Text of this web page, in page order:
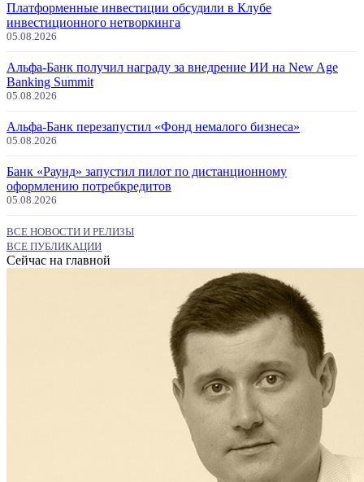
Платформенные инвестиции обсудили в Клубе
инвестиционного нетворкинга
05.08.2026
Альфа-Банк получил награду за внедрение ИИ на New Age
Banking Summit
05.08.2026
Альфа-Банк перезапустил «Фонд немалого бизнеса»
05.08.2026
Банк «Раунд» запустил пилот по дистанционному
оформлению потребкредитов
05.08.2026
ВСЕ НОВОСТИ И РЕЛИЗЫ
ВСЕ ПУБЛИКАЦИИ
Сейчас на главной